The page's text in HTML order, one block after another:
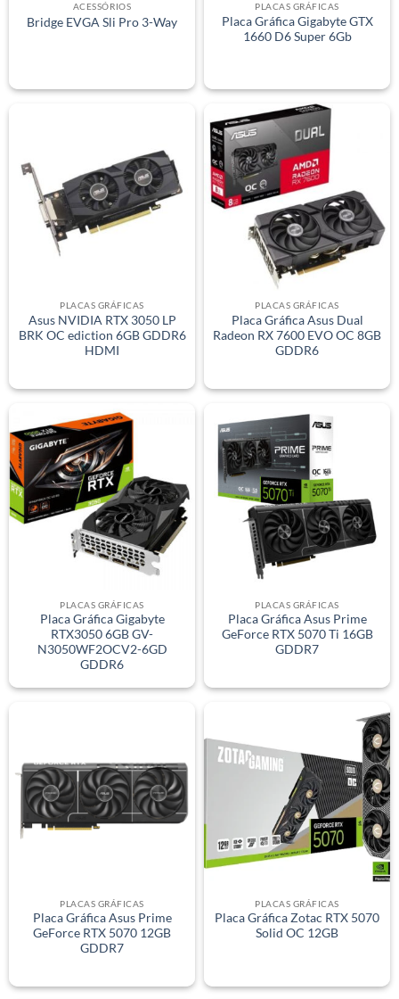
ACESSÓRIOS
Bridge EVGA Sli Pro 3-Way
PLACAS GRÁFICAS
Placa Gráfica Gigabyte GTX
1660 D6 Super 6Gb
PLACAS GRÁFICAS
Asus NVIDIA RTX 3050 LP
BRK OC ediction 6GB GDDR6
HDMI
PLACAS GRÁFICAS
Placa Gráfica Asus Dual
Radeon RX 7600 EVO OC 8GB
GDDR6
PLACAS GRÁFICAS
Placa Gráfica Gigabyte
RTX3050 6GB GV-
N3050WF2OCV2-6GD
GDDR6
PLACAS GRÁFICAS
Placa Gráfica Asus Prime
GeForce RTX 5070 Ti 16GB
GDDR7
PLACAS GRÁFICAS
Placa Gráfica Asus Prime
GeForce RTX 5070 12GB
GDDR7
PLACAS GRÁFICAS
Placa Gráfica Zotac RTX 5070
Solid OC 12GB